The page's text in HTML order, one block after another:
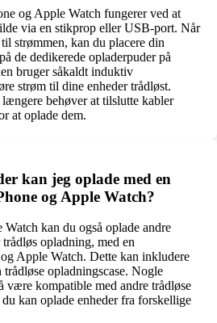
og Apple Watch fungerer ved at
via en stikprop eller USB-port. Når
strømmen, kan du placere din
de dedikerede opladerpuder på
bruger såkaldt induktiv
strøm til dine enheder trådløst.
behøver at tilslutte kabler
at oplade dem.
kan jeg oplade med en
og Apple Watch?
kan du også oplade andre
opladning, med en
Apple Watch. Dette kan inkludere
opladningscase. Nogle
være kompatible med andre trådløse
kan oplade enheder fra forskellige